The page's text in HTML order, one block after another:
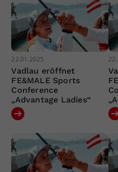
22.01.2025
Vadlau eröffnet
FE&MALE Sports
Conference
„Advantage Ladies“